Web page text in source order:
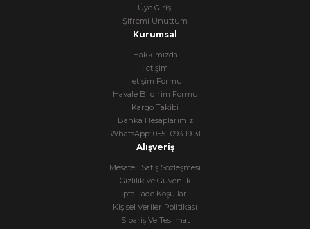
Üye Girişi
Şifremi Unuttum
Kurumsal
Hakkımızda
İletişim
İletişim Formu
Havale Bildirim Formu
Kargo Takibi
Banka Hesaplarımız
WhatsApp: 0551 093 19 31
Alışveriş
Mesafeli Satış Sözleşmesi
Gizlilik ve Güvenlik
İptal İade Koşullari
Kişisel Veriler Politikası
Sipariş Ve Teslimat